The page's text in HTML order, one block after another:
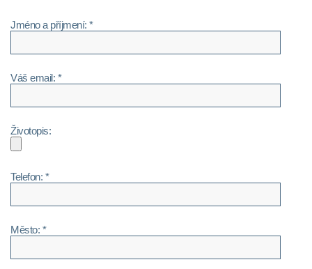
Jméno a příjmení: *
Váš email: *
Životopis:
Telefon: *
Město: *